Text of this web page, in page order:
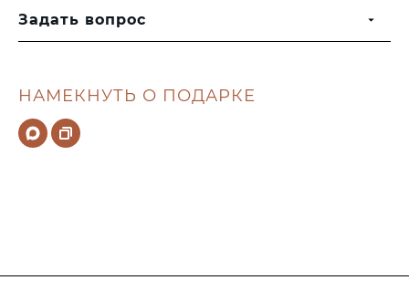
НАМЕКНУТЬ О ПОДАРКЕ
Задать вопрос